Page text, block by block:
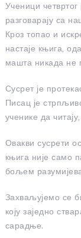
Ученици
разговарају са
Кроз топао и
настаје књига,
машта никада не
Сусрет је
Писац је
ученике да
Овакви сусрети
књига није само
бољем
Захваљујемо се
коју заједно
сарадње.